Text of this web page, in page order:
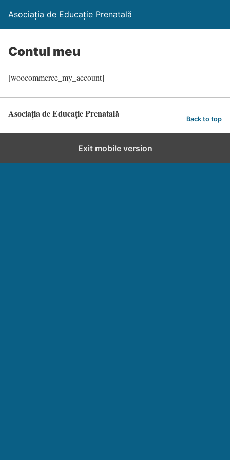
Asociația de Educație Prenatală
Contul meu
[woocommerce_my_account]
Asociația de Educație Prenatală Back to top
Exit mobile version